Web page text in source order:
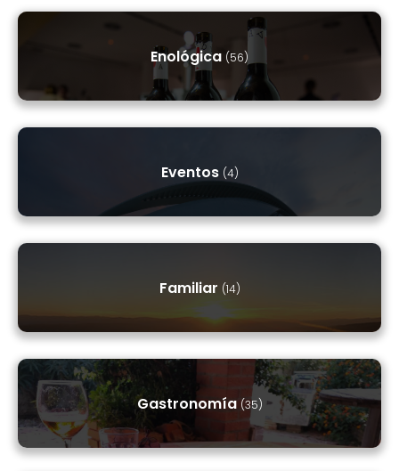
Enológica (56)
Eventos (4)
Familiar (14)
Gastronomía (35)